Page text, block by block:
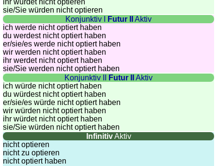
ihr würdet nicht optieren
sie/Sie würden nicht optieren
Konjunktiv I
Futur II
Aktiv
ich werde nicht optiert haben
du werdest nicht optiert haben
er/sie/es werde nicht optiert haben
wir werden nicht optiert haben
ihr werdet nicht optiert haben
sie/Sie werden nicht optiert haben
Konjunktiv II
Futur II
Aktiv
ich würde nicht optiert haben
du würdest nicht optiert haben
er/sie/es würde nicht optiert haben
wir würden nicht optiert haben
ihr würdet nicht optiert haben
sie/Sie würden nicht optiert haben
InfinitivAktiv
nicht optieren
nicht zu optieren
nicht optiert haben